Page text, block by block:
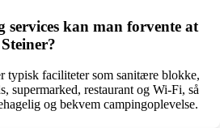
services kan man forvente at
typisk faciliteter som sanitære blokke,
supermarked, restaurant og Wi-Fi, så
og bekvem campingoplevelse.